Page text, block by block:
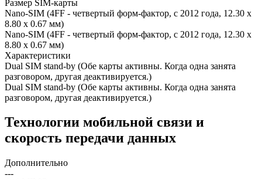
Размер SIM-карты
Nano-SIM (4FF - четвертый форм-фактор, с 2012 года, 12.30 x
8.80 x 0.67 мм)
Nano-SIM (4FF - четвертый форм-фактор, с 2012 года, 12.30 x
8.80 x 0.67 мм)
Характеристики
Dual SIM stand-by (Обе карты активны. Когда одна занята
разговором, другая деактивируется.)
Dual SIM stand-by (Обе карты активны. Когда одна занята
разговором, другая деактивируется.)
Технологии мобильной связи и
скорость передачи данных
Дополнительно
---